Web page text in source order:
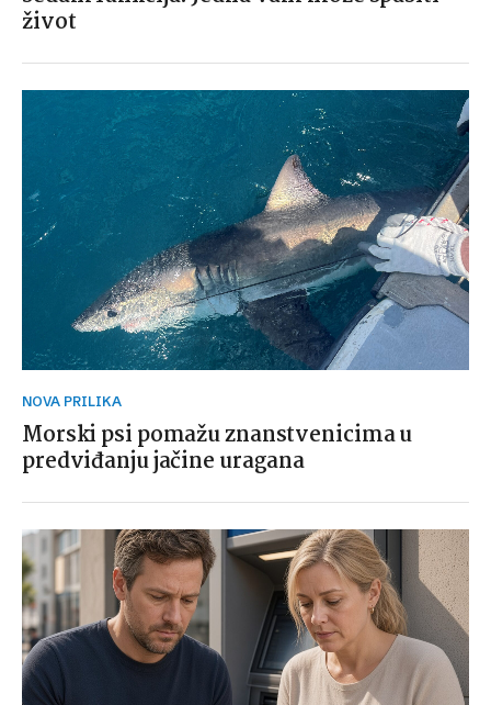
život
NOVA PRILIKA
Morski psi pomažu znanstvenicima u
predviđanju jačine uragana